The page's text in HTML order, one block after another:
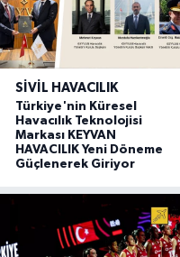
SIVIL HAVACILIK
Türkiye'nin Küresel
Havacılık Teknolojisi
Markası KEYVAN
HAVACILIK Yeni Döneme
Güçlenerek Giriyor